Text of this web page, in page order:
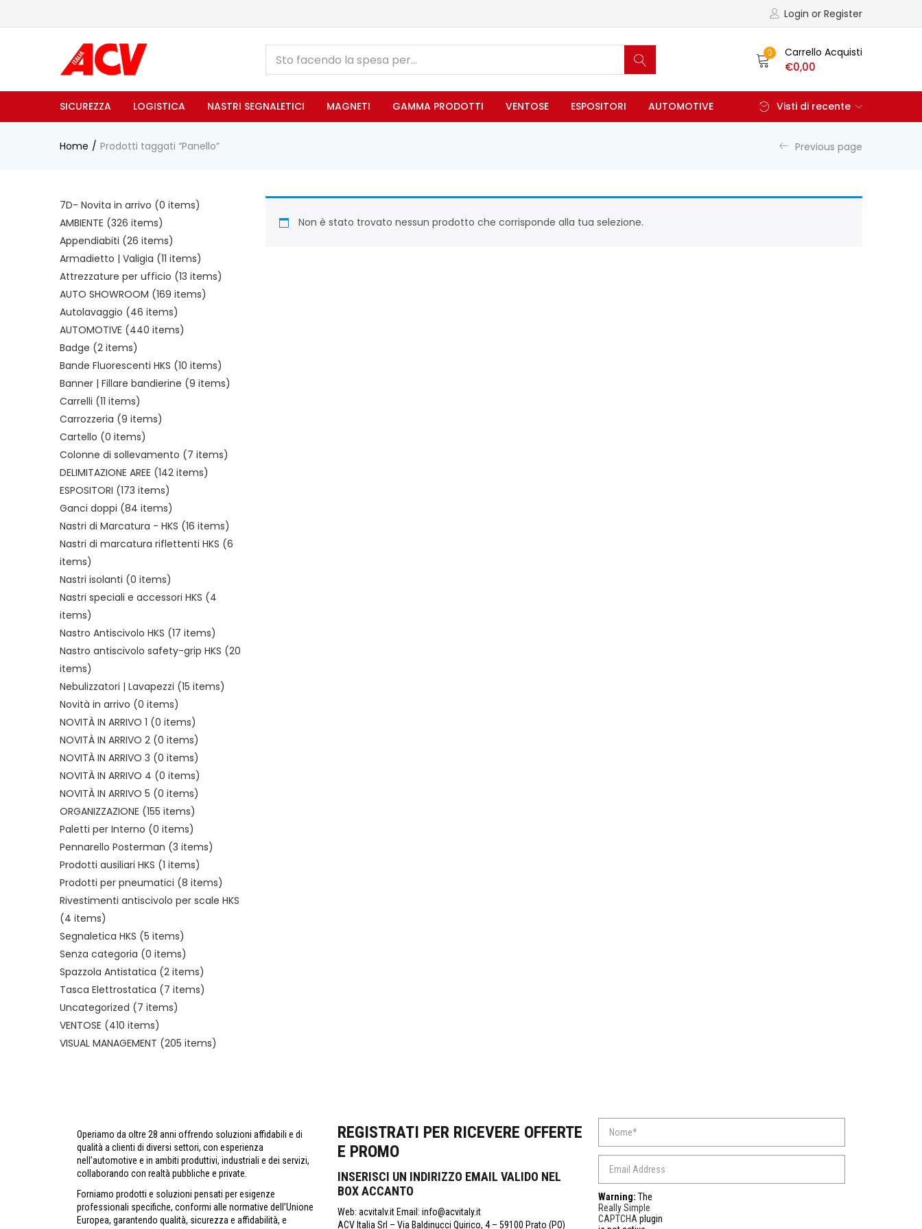
Login or Register
0 Carrello Acquisti
€0,00
SICUREZZA LOGISTICA NASTRI SEGNALETICI MAGNETI GAMMA PRODOTTI VENTOSE ESPOSITORI AUTOMOTIVE Visti di recente
Home Prodotti taggati “Panello” Previous page
Non è stato trovato nessun prodotto che corrisponde alla tua selezione.
7D- Novita in arrivo (0 items)
AMBIENTE (326 items)
Appendiabiti (26 items)
Armadietto | Valigia (11 items)
Attrezzature per ufficio (13 items)
AUTO SHOWROOM (169 items)
Autolavaggio (46 items)
AUTOMOTIVE (440 items)
Badge (2 items)
Bande Fluorescenti HKS (10 items)
Banner | Fillare bandierine (9 items)
Carrelli (11 items)
Carrozzeria (9 items)
Cartello (0 items)
Colonne di sollevamento (7 items)
DELIMITAZIONE AREE (142 items)
ESPOSITORI (173 items)
Ganci doppi (84 items)
Nastri di Marcatura - HKS (16 items)
Nastri di marcatura riflettenti HKS (6
items)
Nastri isolanti (0 items)
Nastri speciali e accessori HKS (4
items)
Nastro Antiscivolo HKS (17 items)
Nastro antiscivolo safety-grip HKS (20
items)
Nebulizzatori | Lavapezzi (15 items)
Novità in arrivo (0 items)
NOVITÀ IN ARRIVO 1 (0 items)
NOVITÀ IN ARRIVO 2 (0 items)
NOVITÀ IN ARRIVO 3 (0 items)
NOVITÀ IN ARRIVO 4 (0 items)
NOVITÀ IN ARRIVO 5 (0 items)
ORGANIZZAZIONE (155 items)
Paletti per Interno (0 items)
Pennarello Posterman (3 items)
Prodotti ausiliari HKS (1 items)
Prodotti per pneumatici (8 items)
Rivestimenti antiscivolo per scale HKS
(4 items)
Segnaletica HKS (5 items)
Senza categoria (0 items)
Spazzola Antistatica (2 items)
Tasca Elettrostatica (7 items)
Uncategorized (7 items)
VENTOSE (410 items)
VISUAL MANAGEMENT (205 items)
Operiamo da oltre 28 anni offrendo soluzioni affidabili e di
qualità a clienti di diversi settori, con esperienza
nell’automotive e in ambiti produttivi, industriali e dei servizi,
collaborando con realtà pubbliche e private.
Forniamo prodotti e soluzioni pensati per esigenze
professionali specifiche, conformi alle normative dell’Unione
Europea, garantendo qualità, sicurezza e affidabilità, e
REGISTRATI PER RICEVERE OFFERTE
E PROMO
INSERISCI UN INDIRIZZO EMAIL VALIDO NEL
BOX ACCANTO
Web: acvitalv.it Email: info@acvitaly.it
ACV Italia Srl – Via Baldinucci Quirico, 4 – 59100 Prato (PO)
Warning: The
Really Simple
CAPTCHA plugin